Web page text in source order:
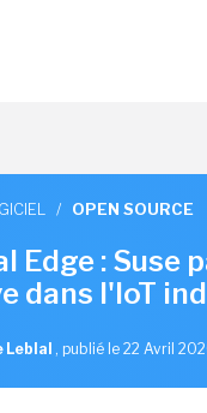
/ OPEN SOURCE
Edge : Suse
dans l'IoT
Leblal , publié le 22 Avril